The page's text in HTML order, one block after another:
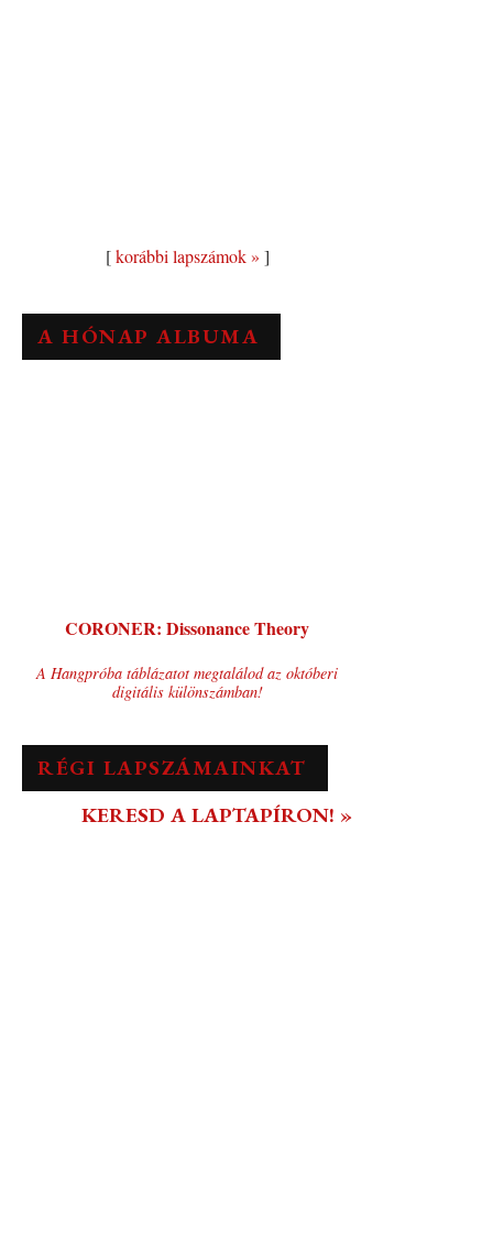
[korábbi lapszámok » ]
A HÓNAP ALBUMA
CORONER: Dissonance Theory
A Hangpróba táblázatot megtalálod az októberi
digitális különszámban!
RÉGI LAPSZÁMAINKAT
KERESD A LAPTAPÍRON! »